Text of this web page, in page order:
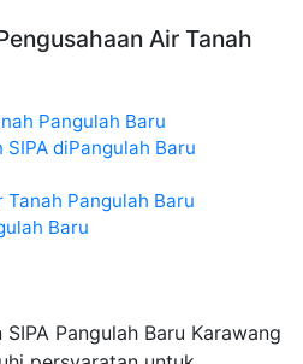
Air Tanah
Pangulah Baru
diPangulah Baru
Tanah Pangulah Baru
Baru
Pangulah Baru Karawang